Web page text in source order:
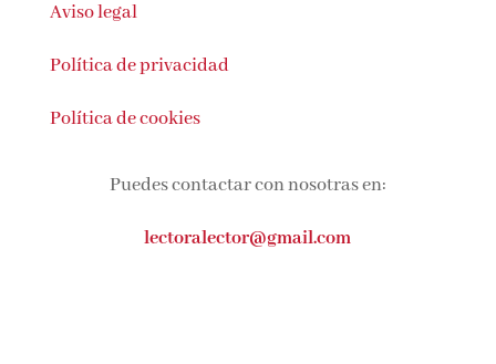
Aviso legal
Política de privacidad
Política de cookies
Puedes contactar con nosotras en:
lectoralector@gmail.com